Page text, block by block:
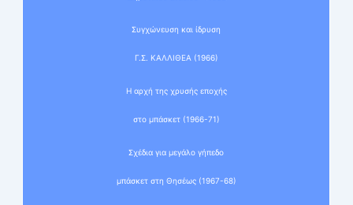
Συγχώνευση και ίδρυση
Γ.Σ. ΚΑΛΛΙΘΕΑ (1966)
Η αρχή της χρυσής εποχής
στο μπάσκετ (1966-71)
Σχέδια για μεγάλο γήπεδο
μπάσκετ στη Θησέως (1967-68)